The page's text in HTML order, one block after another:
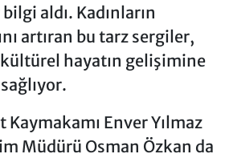
aldı. Kadınların
artıran bu tarz sergiler,
hayatın gelişimine
Kaymakamı Enver Yılmaz
Müdürü Osman Özkan da